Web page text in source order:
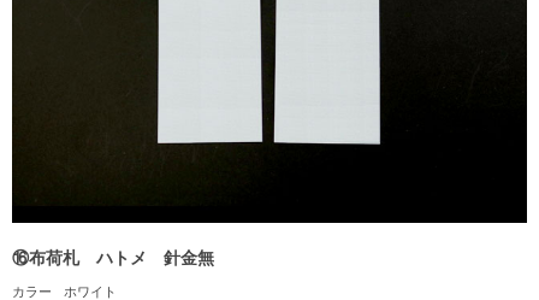
⑯布荷札 ハトメ 針金無
カラー
ホワイト